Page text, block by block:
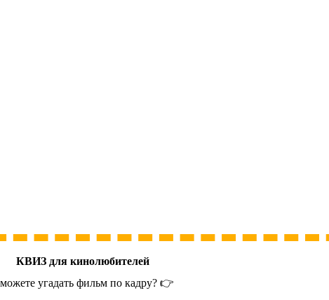
КВИЗ для кинолюбителей
угадать фильм по кадру? 👉